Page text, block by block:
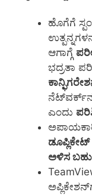
ಹೊಗೆಗೆ
ಆಗಾಗ್ಗೆ
ಭದ್ರತಾ
ನೆಟ್‌ವರ್ಕ್‌ನ
ಎಂದು
ಡೂಪ್ಲಿಕೇಟ್
ಅಳಿಸ